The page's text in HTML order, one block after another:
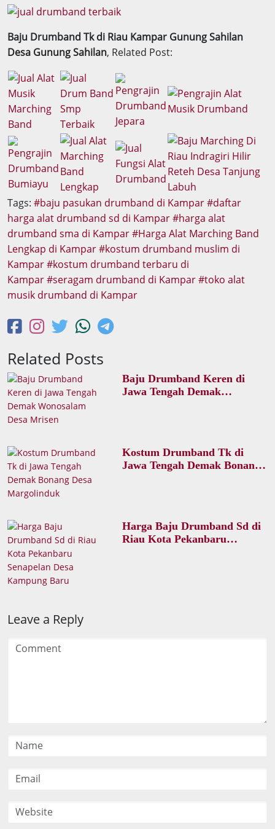
Baju Drumband Tk di Riau Kampar Gunung Sahilan
Desa Gunung Sahilan, Related Post:
Tags: baju pasukan drumband di Kampar
daftar
harga alat drumband sd di Kampar
harga alat
drumband sma di Kampar
Harga Alat Marching Band
Lengkap di Kampar
kostum drumband muslim di
Kampar
kostum drumband terbaru di
Kampar
seragam drumband di Kampar
toko alat
musik drumband di Kampar
Related Posts
Baju Drumband Keren di
Jawa Tengah Demak
Kostum Drumband Tk di
Jawa Tengah Demak Bonang
Harga Baju Drumband Sd di
Riau Kota Pekanbaru
Leave a Reply